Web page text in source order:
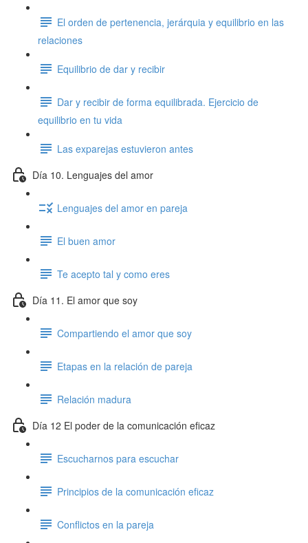
El orden de pertenencia, jerárquia y equilibrio en las
relaciones
Equilibrio de dar y recibir
Dar y recibir de forma equilibrada. Ejercicio de
equilibrio en tu vida
Las exparejas estuvieron antes
Día 10. Lenguajes del amor
Lenguajes del amor en pareja
El buen amor
Te acepto tal y como eres
Día 11. El amor que soy
Compartiendo el amor que soy
Etapas en la relación de pareja
Relación madura
Día 12 El poder de la comunicación eficaz
Escucharnos para escuchar
Principios de la comunicación eficaz
Conflictos en la pareja